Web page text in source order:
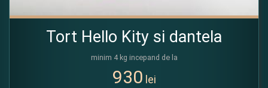
Tort Hello Kity si dantela
minim 4 kg incepand de la
930 lei